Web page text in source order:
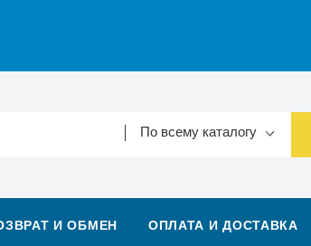
По всему каталогу
И ОБМЕН ОПЛАТА И ДОСТАВКА